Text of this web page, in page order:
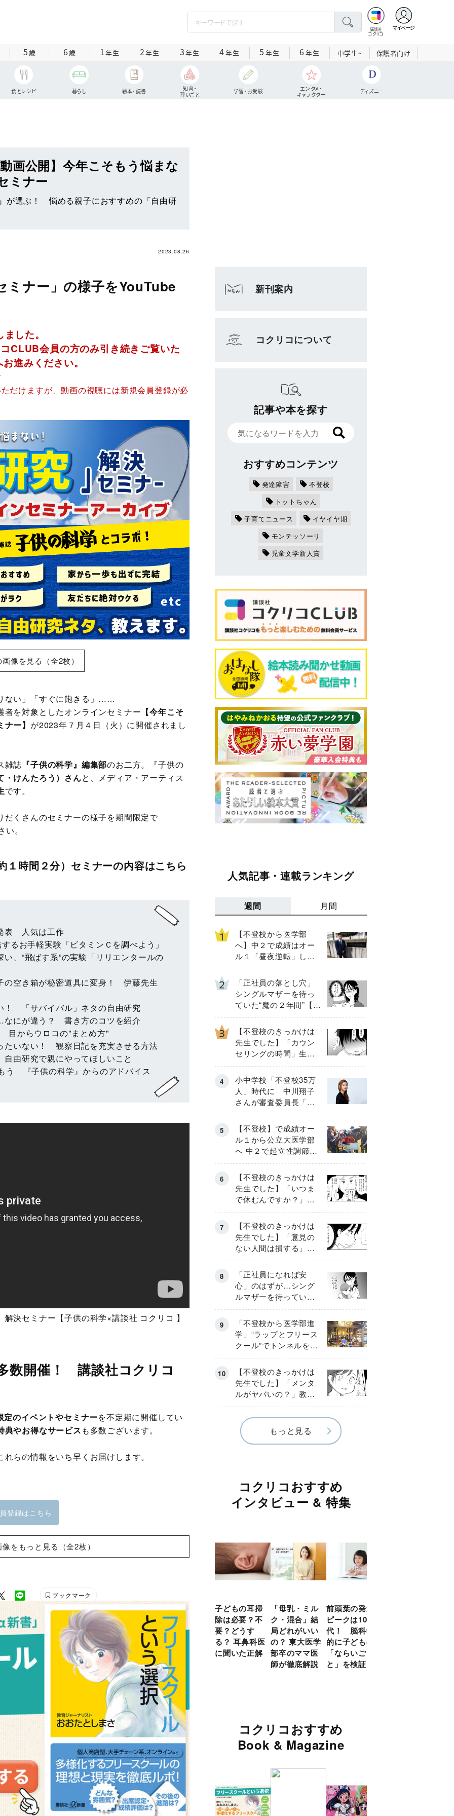
講談社
コクリコ
マイページ
5歳 6歳 1年生 2年生 3年生 4年生 5 年生 6 年生 中学生~ 保護者向け
食とレシピ 暮らし 絵本・読書
知育・
習いごと
学習・お受験
エンタメ・
キャラクター
ディズニー
画公開】今年こそもう悩まな
ミナー
が選ぶ！ ︎︎悩める親子におすすめの「自由研
2023.08.26
ミナー」の様子をYouTube
した。
CLUB会員の方のみ引き続きご覧いた
お進みください。
だけますが、動画の視聴には新規会員登録が必
像を見る（全2枚）
ない」「すぐに飽きる」……
を対象としたオンラインセミナー 【今年こそ
ー】 が2023年７月４日（火）に開催されまし
雑誌 『子供の科学』編集部のお二方。『子供の
・けんたろう）さんと、メディア・アーティス
です。
くさんのセミナーの様子を期間限定で
。
１時間２分）セミナーの内容はこちら
表 人気は工作
るお手軽実験「ビタミンＣを調べよう」
、“飛ばす系”の実験「リリエンタールの
空き箱が秘密道具に変身！ 伊藤先生
「サバイバル」ネタの自由研究
にが違う？ 書き方のコツを紹介
からウロコの"まとめ方"
いない！ 観察日記を充実させる方法
研究で親にやってほしいこと
『子供の科学』からのアドバイス
決セミナー【子供の科学×講談社 コクリコ 】
数開催！ 講談社コクリコ
のイベントやセミナーを不定期に開催してい
典やお得なサービス も多数ございます。
らの情報をいち早くお届けします。
登録はこちら
をもっと見る（全2枚）
ブックマーク
新刊案内
コクリコについて
記事や本を探す
おすすめコンテンツ
発達障害
不登校
トットちゃん
子育てニュース
イヤイヤ期
モンテッソーリ
児童文学新人賞
人気記事・連載ランキング
週間 月間
【不登校から医学部
へ】中２で成績はオー
ル１「昼夜逆転」した
わが子を”夜遊び”に連れ
出した母の気づき
「正社員の落とし穴」
シングルマザーを待っ
ていた“魔の２年間”【後
編】
【不登校のきっかけは
先生でした】「カウン
セリングの時間」生徒
の情報をバラしたの
は…《第２話》
小中学校「不登校35万
人」時代に 中川翔子
さんが審査委員長「不
登校生動画甲子園
2026」が開催
【不登校】で成績オー
ル１から公立大医学部
へ 中２で起立性調節障
害「治るまで３年」の
診断 そのとき母は
【不登校のきっかけは
先生でした】「いつま
で休むんですか？」追
い詰められる母と息子
《第６話》
【不登校のきっかけは
先生でした】「意見の
ない人間は損する」担
任の一言が苦しみに…
《第１話》
「正社員になれば安
心」のはずが…シング
ルマザーを待ってい
た“魔の２年間”【前編】
「不登校から医学部進
学」“ラップとフリース
クール”でトンネルを脱
して高校受験へ〔元野
球少年の実話〕
【不登校のきっかけは
先生でした】「メンタ
ルがヤバいの？」教室
で始まった悪ふざけ
《第３話》
もっと見る
コクリコおすすめ
インタビュー & 特集
子どもの耳掃
除は必要？不
要？どうす
る？ 耳鼻科医
に聞いた正解
「母乳・ミル
ク・混合」結
局どれがいい
の？ 東大医学
部卒のママ医
師が徹底解説
前頭葉の発達
ピークは10
代！ 脳科学
的に子どもの
「ならいご
と」を検証
コクリコおすすめ
Book & Magazine